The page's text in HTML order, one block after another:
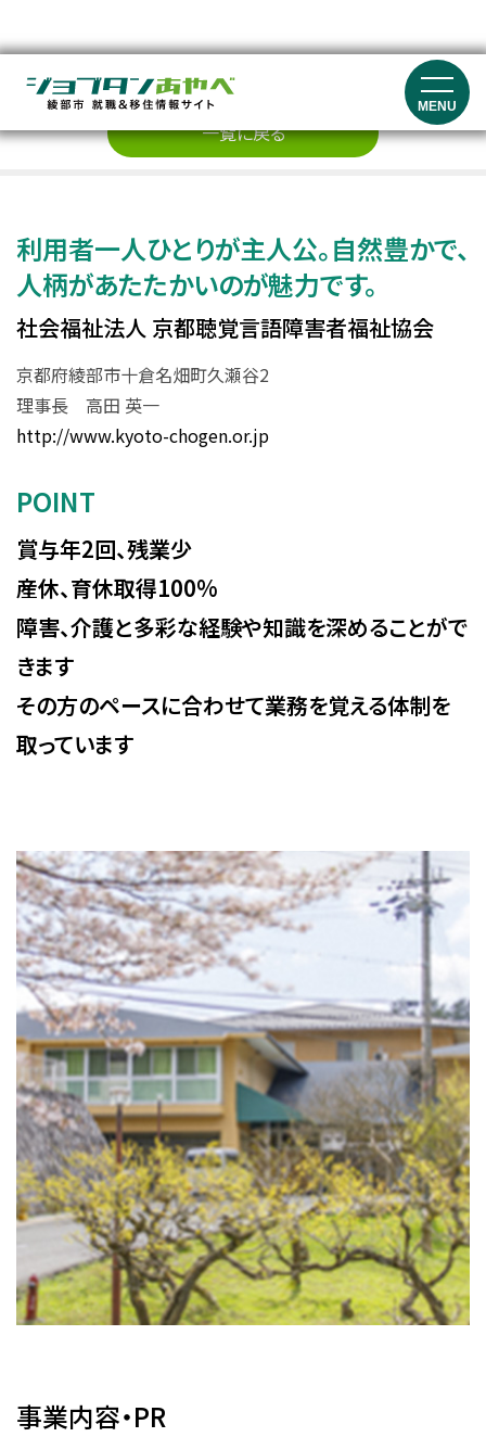
MENU
企業紹介
一覧に戻る
利用者一人ひとりが主人公。自然豊かで、
人柄があたたかいのが魅力です。
社会福祉法人 京都聴覚言語障害者福祉協会
京都府綾部市十倉名畑町久瀬谷2
理事長 高田 英一
http://www.kyoto-chogen.or.jp
POINT
賞与年2回、残業少
産休、育休取得100%
障害、介護と多彩な経験や知識を深めることがで
きます
その方のペースに合わせて業務を覚える体制を
取っています
事業内容・PR